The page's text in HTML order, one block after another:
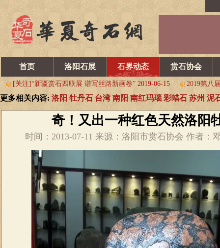
首页 洛阳石展 石界动态 赏石协会
乌拉特后旗石展开幕 交易火爆 2019-06-15
2019第八届中国淮南观赏石博览会 邀请函
2019-06-05
2019年新
这些特点，让530银川石展值得期待 图 2019-06-15
哪些名石确
[关注]“新疆赏石四联展 谱写丝路新画卷” 2019-06-15
2019第八
首届中国（蚌埠）赏石•文化博览会 即将开幕 2019-04-27
5.19
乌拉特后旗石展开幕 交易火爆
2019-06-15
请看韩中第六届寿
2019第八届中国淮南观赏石博览会 邀请函 2019-06-05
2019年新
这些特点，让530银川石展值得期待 图
2019-06-15
哪些名石确
[关注]“新疆赏石四联展 谱写丝路新画卷”
首届中国（蚌埠）赏石•文化博览会 即将开幕 2019-04-27
更多相关内容: 洛阳 牡丹石 台湾 南阳 南红玛瑙 彩蜡石 苏州 泥
奇！又出一种红色天然洛阳
时间：2013-07-11 来源：洛阳市赏石协会 作者：